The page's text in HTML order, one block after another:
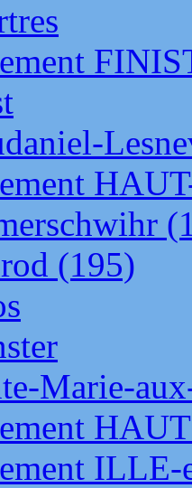
(195)
Marie-